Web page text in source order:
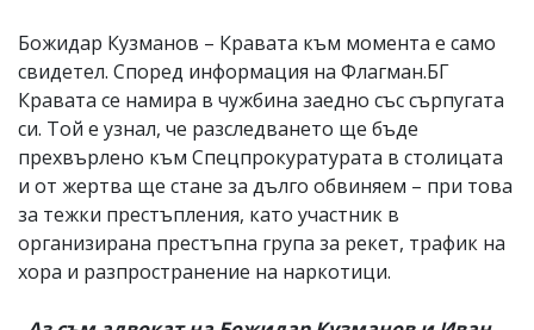
Божидар Кузманов – Кравата към момента е само
свидетел. Според информация на Флагман.БГ
Кравата се намира в чужбина заедно със сърпугата
си. Той е узнал, че разследването ще бъде
прехвърлено към Спецпрокуратурата в столицата
и от жертва ще стане за дълго обвиняем – при това
за тежки престъпления, като участник в
организирана престъпна група за рекет, трафик на
хора и разпространение на наркотици.